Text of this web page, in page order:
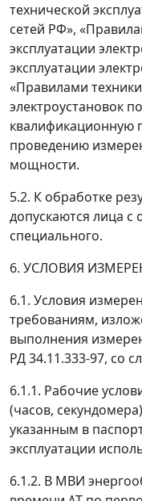
технической
сетей РФ»,
эксплуатации
эксплуатации
«Правилами
электроустановок
квалификационную
проведению
мощности.
5.2. К обработке
допускаются лица с
специального.
6. УСЛОВИЯ
6.1. Условия
требованиям,
выполнения
РД 34.11.333-97, со
6.1.1. Рабочие
(часов,
указанным в
эксплуатации
6.1.2. В МВИ